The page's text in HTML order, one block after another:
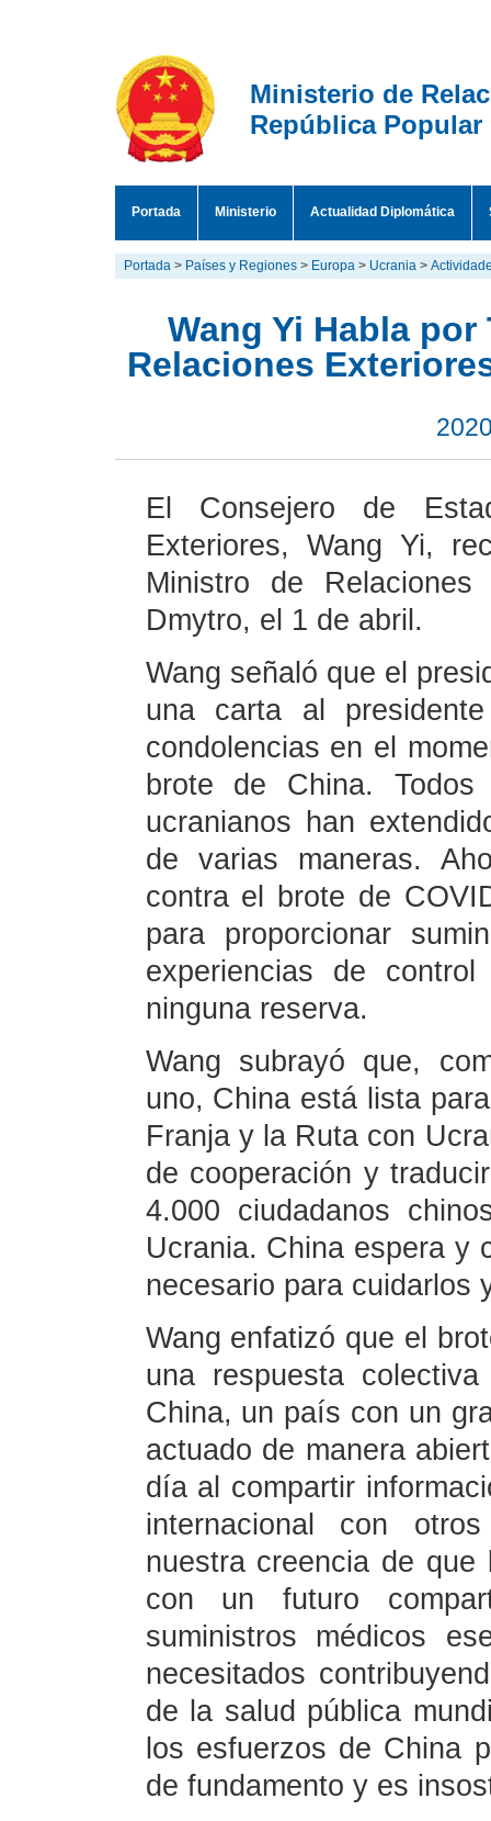
Ministerio de
República Popular
Portada Ministerio Actualidad Diplomática
Portada > Países y Regiones > Europa > Ucrania >
Wang Yi Habla
Relaciones
El Consejero de
Exteriores, Wang Yi,
Ministro de
Dmytro, el 1 de abril.
Wang señaló que el
una carta al
condolencias en el
brote de China.
ucranianos han
de varias maneras.
contra el brote de
para proporcionar
experiencias de
ninguna reserva.
Wang subrayó que,
uno, China está lista
Franja y la Ruta con
de cooperación y
4.000 ciudadanos
Ucrania. China espera y
necesario para cuidarlos
Wang enfatizó que el
una respuesta
China, un país con un
actuado de manera
día al compartir
internacional con
nuestra creencia de que
con un futuro
suministros médicos
necesitados
de la salud pública
los esfuerzos de China
de fundamento y es